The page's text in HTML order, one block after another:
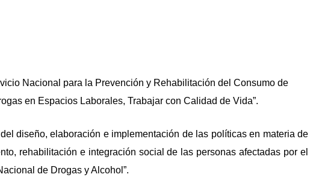
Nacional para la Prevención y Rehabilitación del Consumo de
en Espacios Laborales, Trabajar con Calidad de Vida”.
diseño, elaboración e implementación de las políticas en materia de
rehabilitación e integración social de las personas afectadas por el
de Drogas y Alcohol”.